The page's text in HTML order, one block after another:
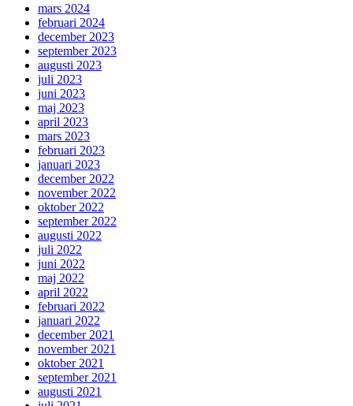
mars 2024
februari 2024
december 2023
september 2023
augusti 2023
juli 2023
juni 2023
maj 2023
april 2023
mars 2023
februari 2023
januari 2023
december 2022
november 2022
oktober 2022
september 2022
augusti 2022
juli 2022
juni 2022
maj 2022
april 2022
februari 2022
januari 2022
december 2021
november 2021
oktober 2021
september 2021
augusti 2021